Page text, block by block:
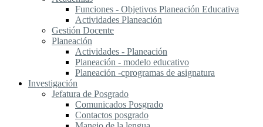
Funciones - Objetivos Planeación Educativa
Actividades Planeación
Gestión Docente
Planeación
Actividades - Planeación
Planeación - modelo educativo
Planeación -cprogramas de asignatura
Investigación
Jefatura de Posgrado
Comunicados Posgrado
Contactos posgrado